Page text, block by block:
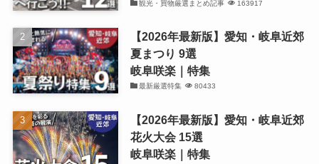
観光・買物厳選まとめ記事 163917
【2026年最新版】愛知・岐阜近郊
夏まつり 9選
岐阜咲楽｜特集
最新厳選特集 80433
【2026年最新版】愛知・岐阜近郊
花火大会 15選
岐阜咲楽｜特集